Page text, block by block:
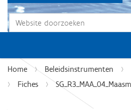
Zoek
Home Beleidsinstrumenten
Fiches